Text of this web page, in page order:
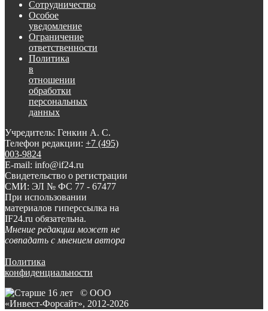
Сотрудничество
Особое
уведомление
Ограничение
ответственности
Политика
в
отношении
обработки
персональных
данных
Учредитель: Генкин А. С.
Телефон редакции: +7 (495)
003-9824
E-mail: info@if24.ru
Свидетельство о регистрации
СМИ: ЭЛ № ФС 77 - 67477
При использовании
материалов гиперссылка на
IF24.ru обязательна.
Мнение редакции может не
совпадать с мнением автора
Политика
конфиденциальности
© ООО
«Инвест-Форсайт», 2012-2026